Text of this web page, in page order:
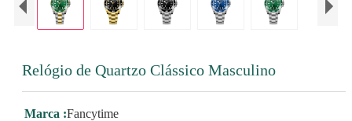
Relógio de Quartzo Clássico Masculino
Marca :Fancytime